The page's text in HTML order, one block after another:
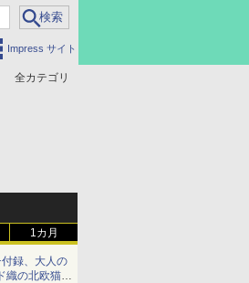
Impress サイト
全カテゴリ
1カ月
付録、大人の
織の北欧猫デ